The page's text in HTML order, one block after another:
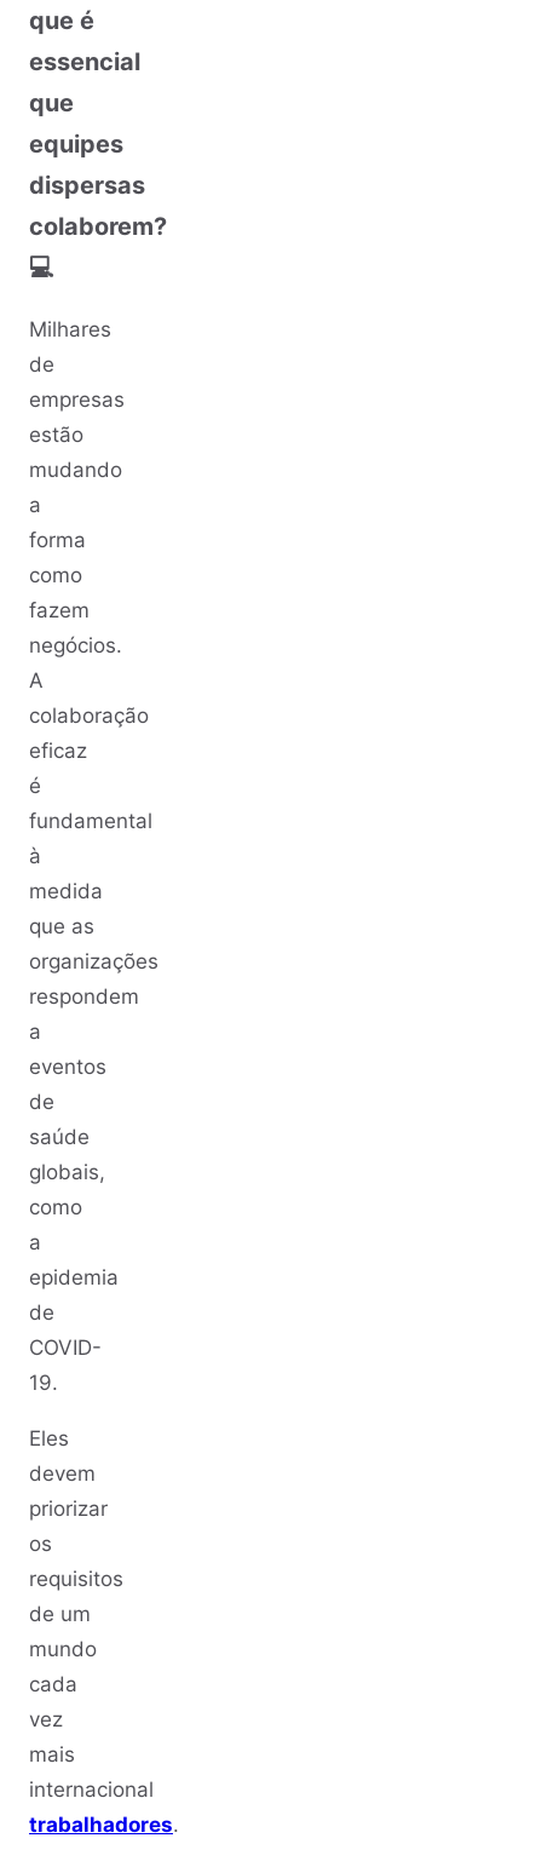
que é
essencial
que
equipes
dispersas
colaborem?
💻
Milhares
de
empresas
estão
mudando
a
forma
como
fazem
negócios.
A
colaboração
eficaz
é
fundamental
à
medida
que as
organizações
respondem
a
eventos
de
saúde
globais,
como
a
epidemia
de
COVID-
19.
Eles
devem
priorizar
os
requisitos
de um
mundo
cada
vez
mais
internacional
trabalhadores.